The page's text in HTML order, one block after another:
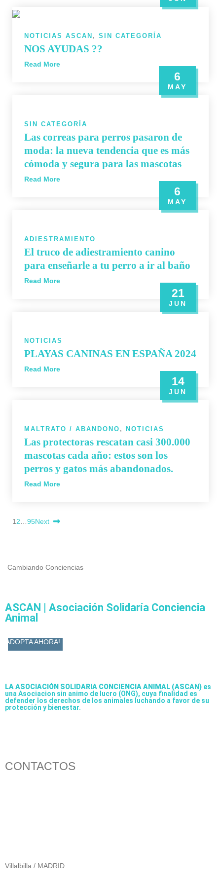
NOTICIAS ASCAN , SIN CATEGORÍA
NOS AYUDAS ??
Read More
6
MAY
SIN CATEGORÍA
Las correas para perros pasaron de
moda: la nueva tendencia que es más
cómoda y segura para las mascotas
Read More
6
MAY
ADIESTRAMIENTO
El truco de adiestramiento canino
para enseñarle a tu perro a ir al baño
Read More
21
JUN
NOTICIAS
PLAYAS CANINAS EN ESPAÑA 2024
Read More
14
JUN
MALTRATO / ABANDONO , NOTICIAS
Las protectoras rescatan casi 300.000
mascotas cada año: estos son los
perros y gatos más abandonados.
Read More
1 2 95Next
Cambiando Conciencias
ASCAN | Asociación Solidaría Conciencia
Animal
ADOPTA AHORA!
LA ASOCIACIÓN SOLIDARIA CONCIENCIA ANIMAL (ASCAN) es
una Asociacion sin animo de lucro (ONG), cuya finalidad es
defender los derechos de los animales luchando a favor de su
protección y bienestar.
CONTACTOS
Villalbilla / MADRID